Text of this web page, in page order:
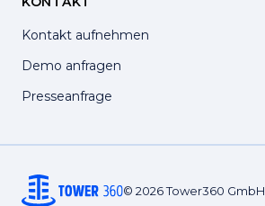
Kontakt aufnehmen
Demo anfragen
Presseanfrage
© 2026 Tower360 GmbH